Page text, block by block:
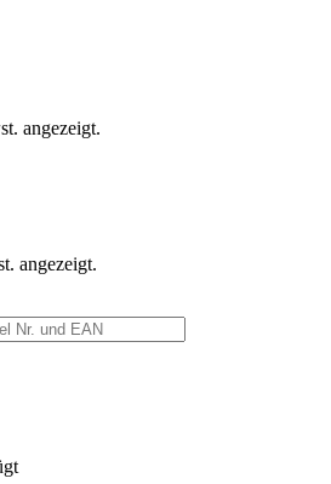
angezeigt.
angezeigt.